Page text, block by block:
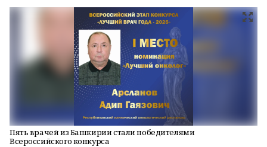
Пять врачей из Башкирии стали победителями
Всероссийского конкурса